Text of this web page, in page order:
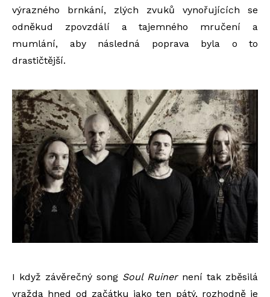
výrazného brnkání, zlých zvuků vynořujících se
odněkud zpovzdálí a tajemného mručení a
mumlání, aby následná poprava byla o to
drastičtější.
I když závěrečný song Soul Ruinernení tak zběsilá
vražda hned od začátku jako ten pátý, rozhodně je